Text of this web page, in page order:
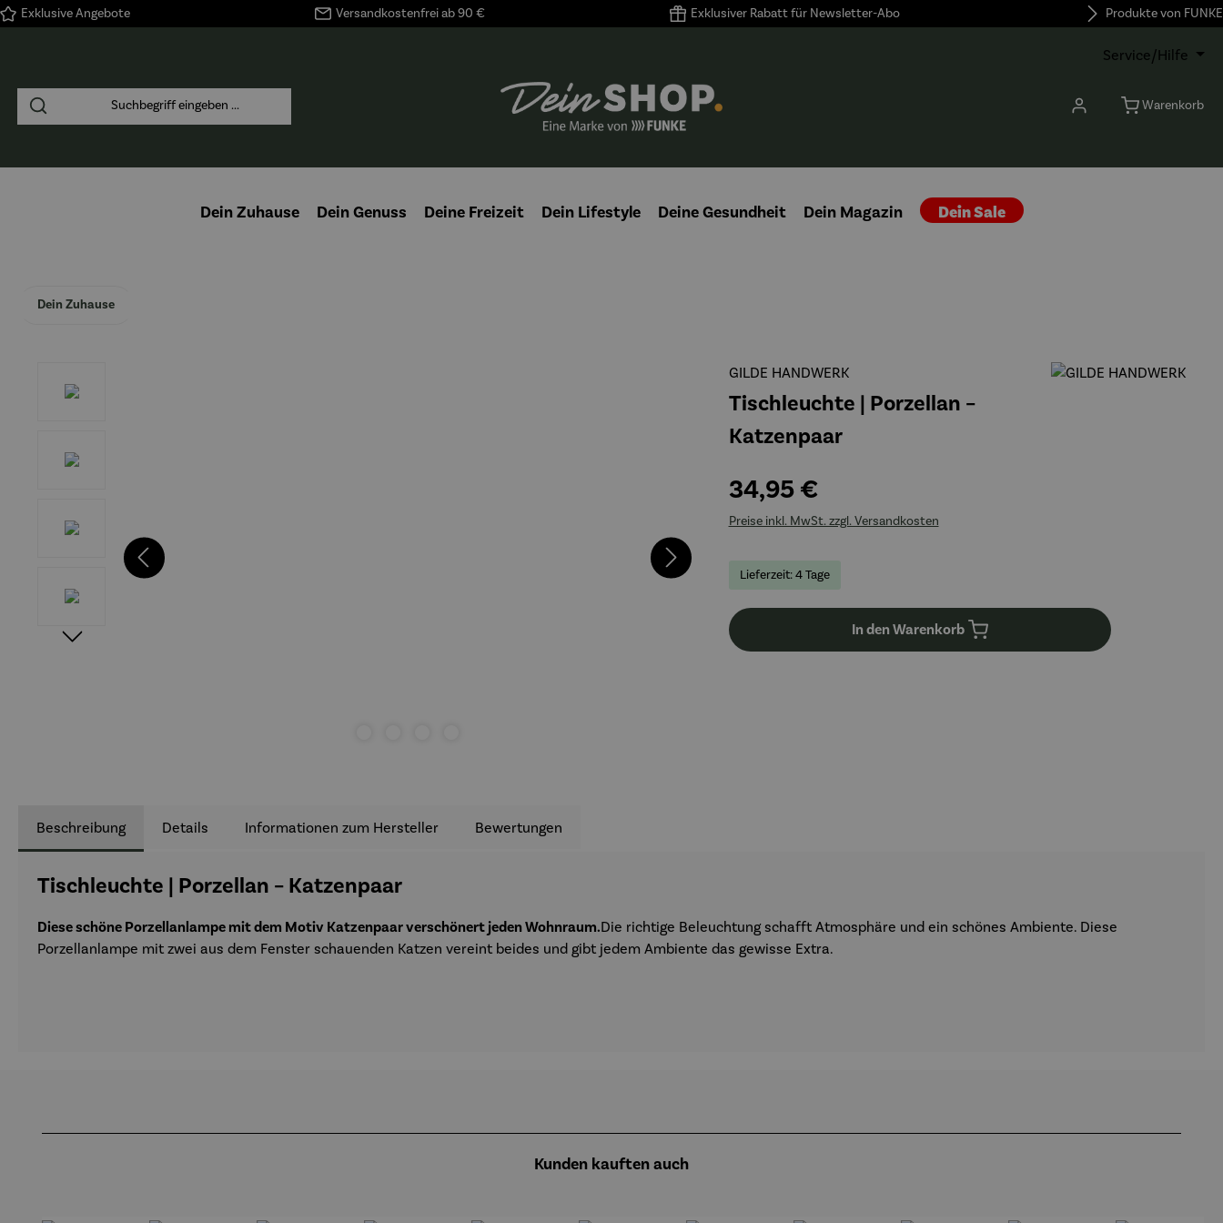
Zur Hauptnavigation springen
Exklusive Angebote Versandkostenfrei ab 90 € Exklusiver Rabatt für Newsletter-Abo Produkte von FUNKE
Service/Hilfe
Warenkorb
Dein Zuhause Dein Genuss Deine Freizeit Dein Lifestyle Deine Gesundheit Dein Magazin Dein Sale
Dein Zuhause
GILDE HANDWERK
Tischleuchte | Porzellan –
Katzenpaar
34,95 €
Preise inkl. MwSt. zzgl. Versandkosten
Lieferzeit: 4 Tage
In den Warenkorb
Beschreibung Details Informationen zum Hersteller Bewertungen
Tischleuchte | Porzellan – Katzenpaar
Diese schöne Porzellanlampe mit dem Motiv Katzenpaar verschönert jeden Wohnraum.Die richtige Beleuchtung schafft Atmosphäre und ein schönes Ambiente. Diese
Porzellanlampe mit zwei aus dem Fenster schauenden Katzen vereint beides und gibt jedem Ambiente das gewisse Extra.
Kunden kauften auch